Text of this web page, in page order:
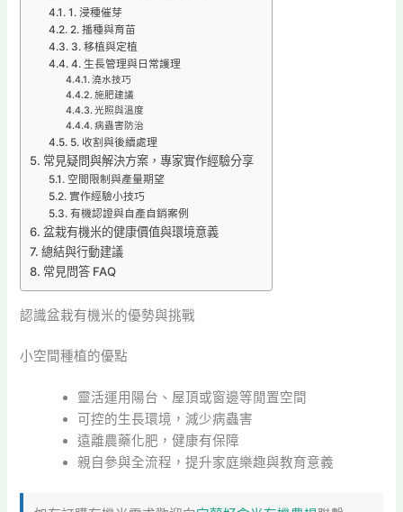
1. 浸種催芽
2. 播種與育苗
3. 移植與定植
4. 生長管理與日常護理
澆水技巧
施肥建議
光照與溫度
病蟲害防治
5. 收割與後續處理
常見疑問與解決方案，專家實作經驗分享
空間限制與產量期望
實作經驗小技巧
有機認證與自產自銷案例
盆栽有機米的健康價值與環境意義
總結與行動建議
常見問答 FAQ
認識盆栽有機米的優勢與挑戰
小空間種植的優點
靈活運用陽台、屋頂或窗邊等閒置空間
可控的生長環境，減少病蟲害
遠離農藥化肥，健康有保障
親自參與全流程，提升家庭樂趣與教育意義